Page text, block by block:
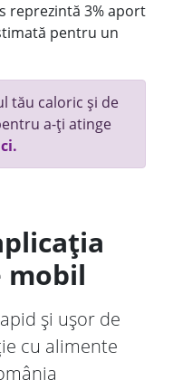
reprezintă 3% aport
pentru un
tău caloric și de
a-ți atinge
mobil
și ușor de
cu alimente